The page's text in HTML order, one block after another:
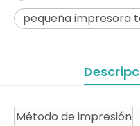
pequeña impresora
Método de impresión